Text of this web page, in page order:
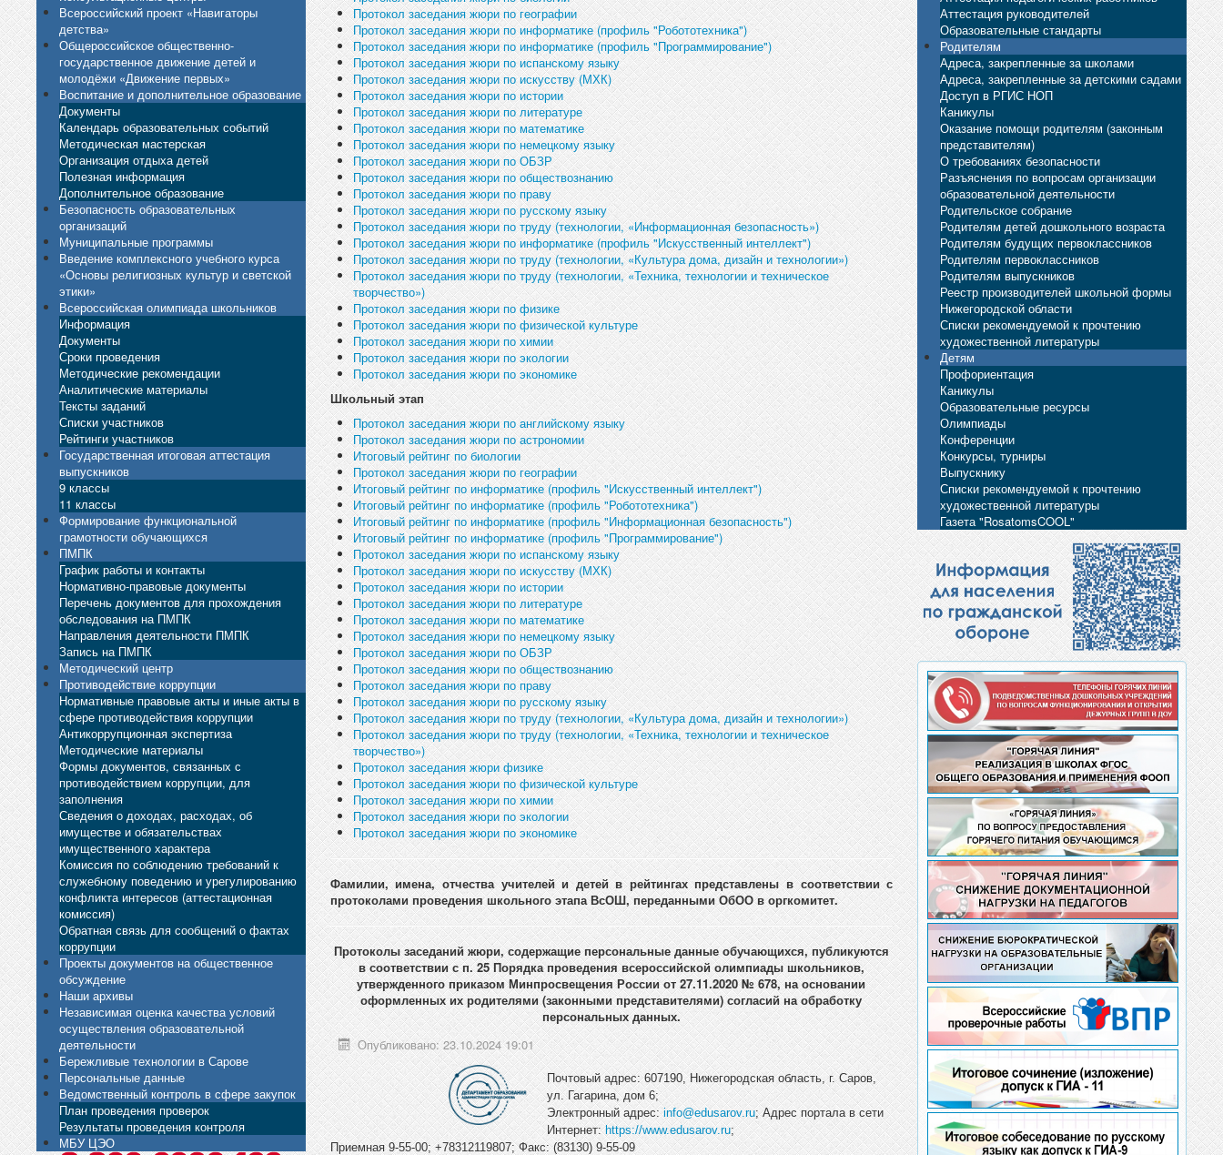
Всероссийский проект «Навигаторы
детства»
Общероссийское общественно-
государственное движение детей и
молодёжи «Движение первых»
Воспитание и дополнительное образование
Документы
Календарь образовательных событий
Методическая мастерская
Организация отдыха детей
Полезная информация
Дополнительное образование
Безопасность образовательных
организаций
Муниципальные программы
Введение комплексного учебного курса
«Основы религиозных культур и светской
этики»
Всероссийская олимпиада школьников
Информация
Документы
Сроки проведения
Методические рекомендации
Аналитические материалы
Тексты заданий
Списки участников
Рейтинги участников
Государственная итоговая аттестация
выпускников
9 классы
11 классы
Формирование функциональной
грамотности обучающихся
ПМПК
График работы и контакты
Нормативно-правовые документы
Перечень документов для прохождения
обследования на ПМПК
Направления деятельности ПМПК
Запись на ПМПК
Методический центр
Противодействие коррупции
Нормативные правовые акты и иные акты в
сфере противодействия коррупции
Антикоррупционная экспертиза
Методические материалы
Формы документов, связанных с
противодействием коррупции, для
заполнения
Сведения о доходах, расходах, об
имуществе и обязательствах
имущественного характера
Комиссия по соблюдению требований к
служебному поведению и урегулированию
конфликта интересов (аттестационная
комиссия)
Обратная связь для сообщений о фактах
коррупции
Проекты документов на общественное
обсуждение
Наши архивы
Независимая оценка качества условий
осуществления образовательной
деятельности
Бережливые технологии в Сарове
Персональные данные
Ведомственный контроль в сфере закупок
План проведения проверок
Результаты проведения контроля
МБУ ЦЭО
Протокол заседания жюри по географии
Протокол заседания жюри по информатике (профиль "Робототехника")
Протокол заседания жюри по информатике (профиль "Программирование")
Протокол заседания жюри по испанскому языку
Протокол заседания жюри по искусству (МХК)
Протокол заседания жюри по истории
Протокол заседания жюри по литературе
Протокол заседания жюри по математике
Протокол заседания жюри по немецкому языку
Протокол заседания жюри по ОБЗР
Протокол заседания жюри по обществознанию
Протокол заседания жюри по праву
Протокол заседания жюри по русскому языку
Протокол заседания жюри по труду (технологии, «Информационная безопасность»)
Протокол заседания жюри по информатике (профиль "Искусственный интеллект")
Протокол заседания жюри по труду (технологии, «Культура дома, дизайн и технологии»)
Протокол заседания жюри по труду (технологии, «Техника, технологии и техническое
творчество»)
Протокол заседания жюри по физике
Протокол заседания жюри по физической культуре
Протокол заседания жюри по химии
Протокол заседания жюри по экологии
Протокол заседания жюри по экономике
Школьный этап
Протокол заседания жюри по английскому языку
Протокол заседания жюри по астрономии
Итоговый рейтинг по биологии
Протокол заседания жюри по географии
Итоговый рейтинг по информатике (профиль "Искусственный интеллект")
Итоговый рейтинг по информатике (профиль "Робототехника")
Итоговый рейтинг по информатике (профиль "Информационная безопасность")
Итоговый рейтинг по информатике (профиль "Программирование")
Протокол заседания жюри по испанскому языку
Протокол заседания жюри по искусству (МХК)
Протокол заседания жюри по истории
Протокол заседания жюри по литературе
Протокол заседания жюри по математике
Протокол заседания жюри по немецкому языку
Протокол заседания жюри по ОБЗР
Протокол заседания жюри по обществознанию
Протокол заседания жюри по праву
Протокол заседания жюри по русскому языку
Протокол заседания жюри по труду (технологии, «Культура дома, дизайн и технологии»)
Протокол заседания жюри по труду (технологии, «Техника, технологии и техническое
творчество»)
Протокол заседания жюри физике
Протокол заседания жюри по физической культуре
Протокол заседания жюри по химии
Протокол заседания жюри по экологии
Протокол заседания жюри по экономике
Фамилии, имена, отчества учителей и детей в рейтингах представлены в соответствии с
протоколами проведения школьного этапа ВсОШ, переданными ОбОО в оргкомитет.
Протоколы заседаний жюри, содержащие персональные данные обучающихся, публикуются
в соответствии с п. 25 Порядка проведения всероссийской олимпиады школьников,
утвержденного приказом Минпросвещения России от 27.11.2020 № 678, на основании
оформленных их родителями (законными представителями) согласий на обработку
персональных данных.
Опубликовано: 23.10.2024 19:01
Почтовый адрес: 607190, Нижегородская область, г. Саров,
ул. Гагарина, дом 6;
Электронный адрес:info@edusarov.ru; Адрес портала в сети
Интернет: https://www.edusarov.ru;
Приемная 9-55-00; +78312119807; Факс: (83130) 9-55-09
Аттестация руководителей
Образовательные стандарты
Родителям
Адреса, закрепленные за школами
Адреса, закрепленные за детскими садами
Доступ в РГИС НОП
Каникулы
Оказание помощи родителям (законным
представителям)
О требованиях безопасности
Разъяснения по вопросам организации
образовательной деятельности
Родительское собрание
Родителям детей дошкольного возраста
Родителям будущих первоклассников
Родителям первоклассников
Родителям выпускников
Реестр производителей школьной формы
Нижегородской области
Списки рекомендуемой к прочтению
художественной литературы
Детям
Профориентация
Каникулы
Образовательные ресурсы
Олимпиады
Конференции
Конкурсы, турниры
Выпускнику
Списки рекомендуемой к прочтению
художественной литературы
Газета "RosatomsCOOL"